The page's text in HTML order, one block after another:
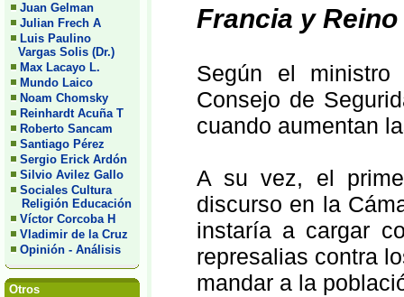
Juan Gelman
Julian Frech A
Luis Paulino
Vargas Solis (Dr.)
Max Lacayo L.
Mundo Laico
Noam Chomsky
Reinhardt Acuña T
Roberto Sancam
Santiago Pérez
Sergio Erick Ardón
Silvio Avilez Gallo
Sociales Cultura
Religión Educación
Víctor Corcoba H
Vladimir de la Cruz
Opinión - Análisis
Otros
Francia y
Según el
Consejo de
cuando aumentan
A su vez, el
discurso en la
instaría a cargar
represalias contra
mandar a la